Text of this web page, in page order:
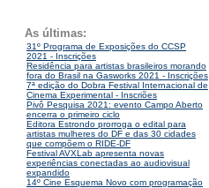
As últimas:
31º Programa de Exposições do CCSP
2021 - Inscrições
Residência para artistas brasileiros morando
fora do Brasil na Gasworks 2021 - Inscrições
7ª edição do Dobra Festival Internacional de
Cinema Experimental - Inscriões
Pivô Pesquisa 2021: evento Campo Aberto
encerra o primeiro ciclo
Editora Estrondo prorroga o edital para
artistas mulheres do DF e das 30 cidades
que compõem o RIDE-DF
Festival AVXLab apresenta novas
experiências conectadas ao audiovisual
expandido
14º Cine Esquema Novo com programação